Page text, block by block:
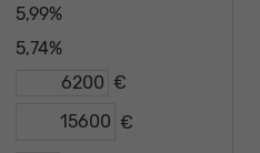
5,99%
5,74%
€
€